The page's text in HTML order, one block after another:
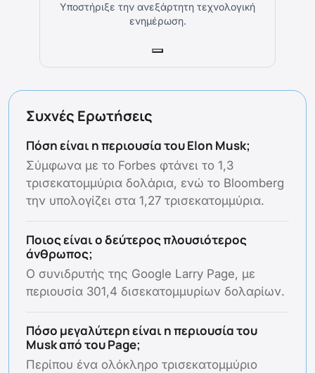
Υποστήριξε την ανεξάρτητη τεχνολογική
ενημέρωση.
Συχνές Ερωτήσεις
Πόση είναι η περιουσία του Elon Musk;
Σύμφωνα με το Forbes φτάνει το 1,3
τρισεκατομμύρια δολάρια, ενώ το Bloomberg
την υπολογίζει στα 1,27 τρισεκατομμύρια.
Ποιος είναι ο δεύτερος πλουσιότερος
άνθρωπος;
Ο συνιδρυτής της Google Larry Page, με
περιουσία 301,4 δισεκατομμυρίων δολαρίων.
Πόσο μεγαλύτερη είναι η περιουσία του
Musk από του Page;
Περίπου ένα ολόκληρο τρισεκατομμύριο